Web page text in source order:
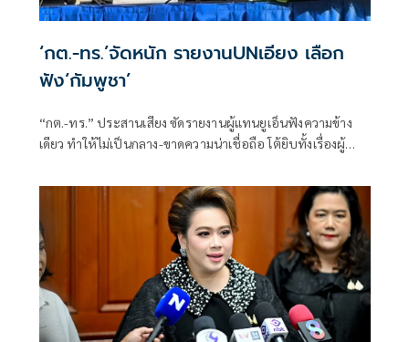
‘กต.-ทร.’จัดหนัก รายงานUNเอียง เลือก
ฟัง‘กัมพูชา’
“กต.-ทร.” ประสานเสียง ซัดรายงานผู้แทนยูเอ็นฟังความข้าง
เดียว ทำให้ไม่เป็นกลาง-ขาดความน่าเชื่อถือ โต้ยิบทั้งเรื่องผู้